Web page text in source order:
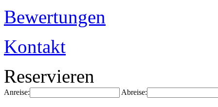
Bewertungen
Kontakt
Reservieren
Anreise: Abreise: